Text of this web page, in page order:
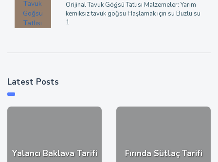
Orijinal Tavuk Göğsü Tatlısı Malzemeler: Yarım
kemiksiz tavuk göğsü Haşlamak için su Buzlu su
1
Latest Posts
Yalancı Baklava Tarifi Fırında Sütlaç Tarifi